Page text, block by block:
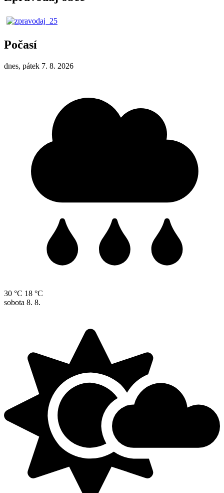
Počasí
dnes, pátek 7. 8. 2026
30 °C 18 °C
sobota 8. 8.